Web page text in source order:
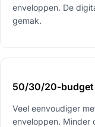
enveloppen. De
gemak.
50/30/20-budget
Veel eenvoudiger
enveloppen. Minder